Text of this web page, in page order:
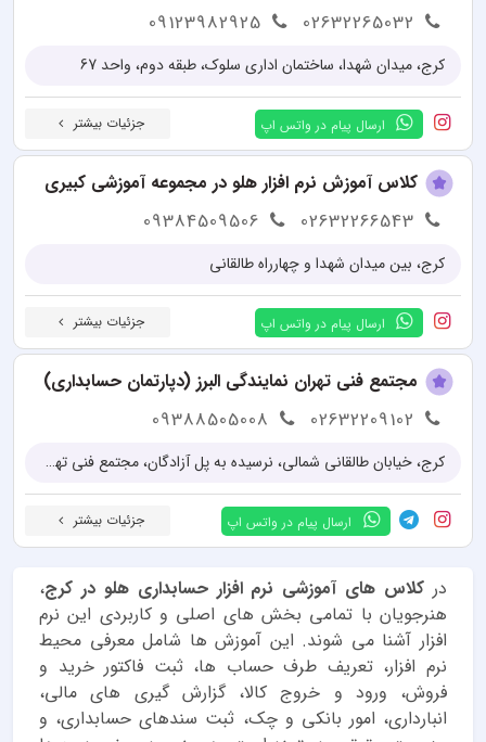
02632265032
09123982925
کرج، میدان شهدا، ساختمان اداری سلوک، طبقه دوم، واحد 67
ارسال پیام در واتس اپ جزئیات بیشتر
کلاس آموزش نرم افزار هلو در مجموعه آموزشی کبیری
02632266543
09384509506
کرج، بین میدان شهدا و چهارراه طالقانی
ارسال پیام در واتس اپ جزئیات بیشتر
مجتمع فنی تهران نمایندگی البرز (دپارتمان حسابداری)
02632209102
09388505008
کرج، خیابان طالقانی شمالی، نرسیده به پل آزادگان، مجتمع فنی تهران نمایندگی البرز
ارسال پیام در واتس اپ جزئیات بیشتر
در کلاس های آموزشی نرم افزار حسابداری هلو در کرج،
هنرجویان با تمامی بخش های اصلی و کاربردی این نرم
افزار آشنا می شوند. این آموزش ها شامل معرفی محیط
نرم افزار، تعریف طرف حساب ها، ثبت فاکتور خرید و
فروش، ورود و خروج کالا، گزارش گیری های مالی،
انبارداری، امور بانکی و چک، ثبت سندهای حسابداری، و